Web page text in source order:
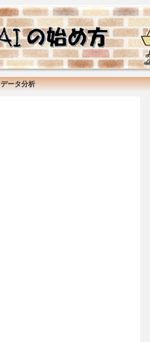
データ分析